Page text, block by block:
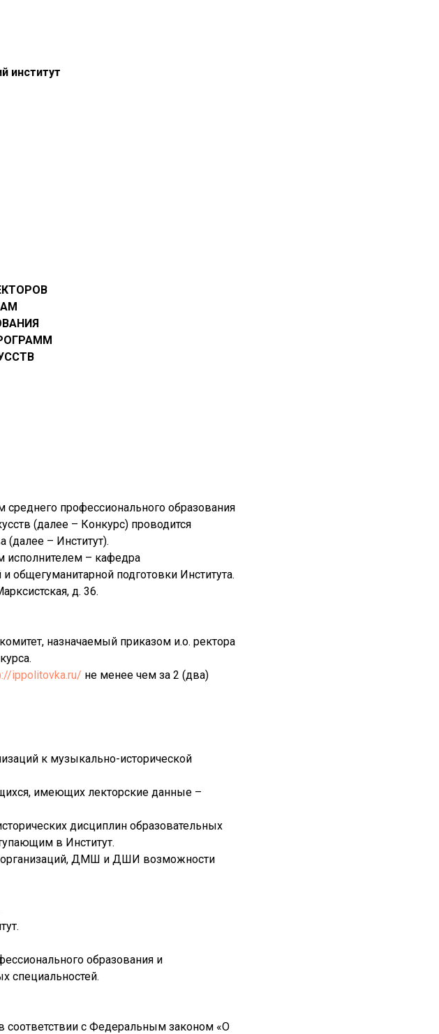
институт
профессионального образования
(далее – Конкурс) проводится
– Институт).
исполнителем – кафедра
общегуманитарной подготовки Института.
д. 36.
назначаемый приказом и.о. ректора
ippolitovka.ru/ не менее чем за 2 (два)
к музыкально-исторической
имеющих лекторские данные –
дисциплин образовательных
в Институт.
организаций, ДМШ и ДШИ возможности
образования и
специальностей.
соответствии с Федеральным законом «О